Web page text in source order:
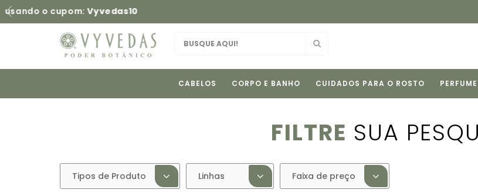
CABELOS CORPO E BANHO CUIDADOS PARA O ROSTO
FILTRE SUA
Tipos de Produto Linhas Faixa de preço